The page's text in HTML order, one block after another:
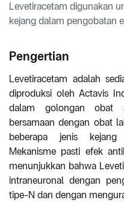
Levetiracetam digunakan
kejang dalam pengobatan
Pengertian
Levetiracetam adalah
diproduksi oleh Actavis
dalam golongan obat
bersamaan dengan obat
beberapa jenis
Mekanisme pasti efek
menunjukkan bahwa
intraneuronal dengan
tipe-N dan dengan